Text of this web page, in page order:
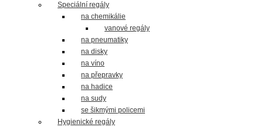
Speciální regály
na chemikálie
vanové regály
na pneumatiky
na disky
na víno
na přepravky
na hadice
na sudy
se šikmými policemi
Hygienické regály